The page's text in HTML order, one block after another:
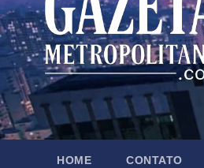
HOME CONTATO